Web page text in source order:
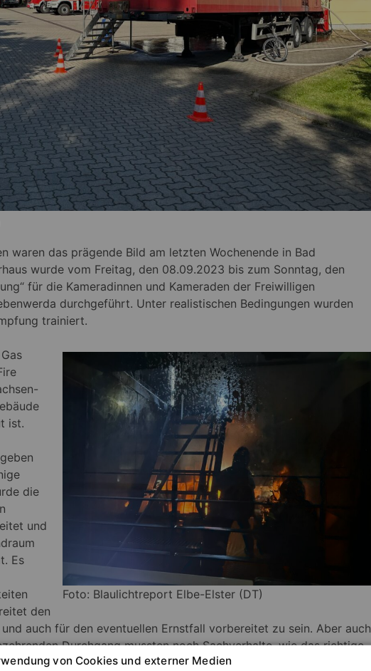
waren das prägende Bild am letzten Wochenende in Bad
wurde vom Freitag, den 08.09.2023 bis zum Sonntag, den
für die Kameradinnen und Kameraden der Freiwilligen
durchgeführt. Unter realistischen Bedingungen wurden
trainiert.
Foto: Blaulichtreport Elbe-Elster (DT)
ist.
die
und
Es
den
auch für den eventuellen Ernstfall vorbereitet zu sein. Aber auch
Durchgang mussten noch Sachverhalte, wie das richtige
der Hygienevorschriften, geübt werden. Dies soll unter anderem
von Cookies und externer Medien